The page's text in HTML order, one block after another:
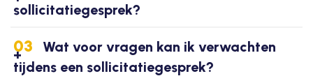
sollicitatiegesprek?
03
Wat voor vragen kan ik verwachten
tijdens een sollicitatiegesprek?